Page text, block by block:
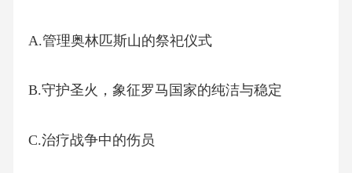
A.管理奥林匹斯山的祭祀仪式
B.守护圣火，象征罗马国家的纯洁与稳定
C.治疗战争中的伤员